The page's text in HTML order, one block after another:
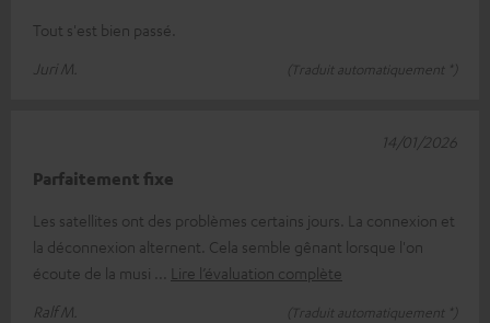
Tout s'est bien passé.
Juri M.
(Traduit automatiquement *)
Parfaitement fixe
Les satellites ont des problèmes certains jours. La connexion et
la déconnexion alternent. Cela semble gênant lorsque l'on
écoute de la musi
Lire l’évaluation complète
Ralf M.
(Traduit automatiquement *)
14/01/2026